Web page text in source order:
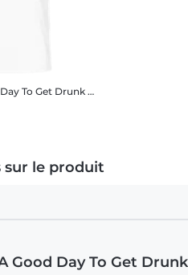
Today Is A Good Day To Get Drunk - St. Patrick's Day
le produit
Good Day To Get